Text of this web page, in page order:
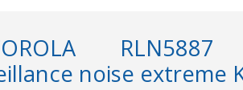
noise extreme